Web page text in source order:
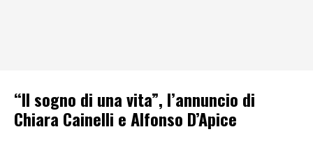
“Il sogno di una vita”, l’annuncio di
Chiara Cainelli e Alfonso D’Apice